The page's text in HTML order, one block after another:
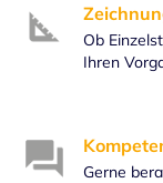
Ob
Ihren
Gerne